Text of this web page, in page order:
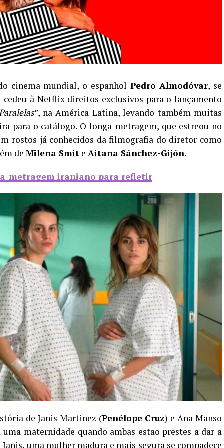
cinema mundial, o espanhol Pedro Almodóvar, se
à Netflix direitos exclusivos para o lançamento
”, na América Latina, levando também muitas
para o catálogo. O longa-metragem, que estreou no
rostos já conhecidos da filmografia do diretor como
de Milena Smit e Aitana Sánchez-Gijón.
metragem iraniano para refletir
de Janis Martinez (Penélope Cruz) e Ana Manso
uma maternidade quando ambas estão prestes a dar a
uma mulher madura e mais segura se compadece